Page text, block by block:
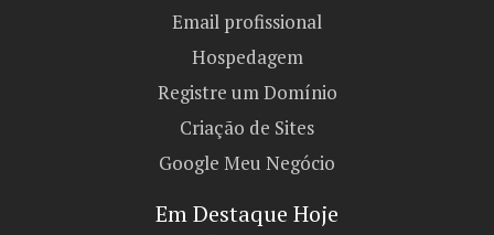
Email profissional
Hospedagem
Registre um Domínio
Criação de Sites
Google Meu Negócio
Em Destaque Hoje